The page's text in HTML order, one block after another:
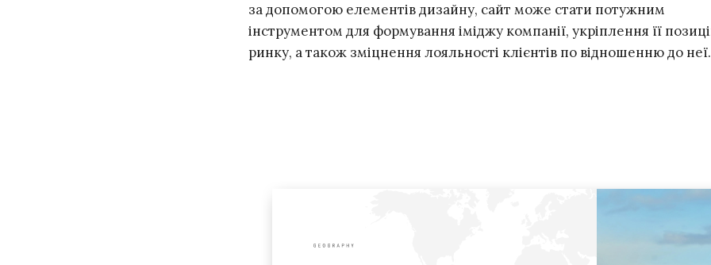
за допомогою елементів дизайну, сайт може стати потужним
інструментом для формування іміджу компанії, укріплення її
ринку, а також зміцнення лояльності клієнтів по відношенню до неї.